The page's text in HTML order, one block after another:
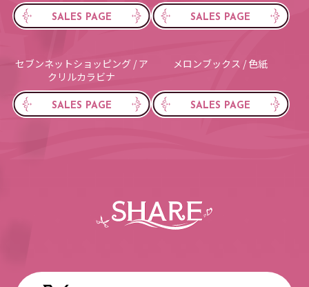
SALES PAGE SALES PAGE
セブンネットショッピング / ア
クリルカラビナ
SALES PAGE
メロンブックス / 色紙
SALES PAGE